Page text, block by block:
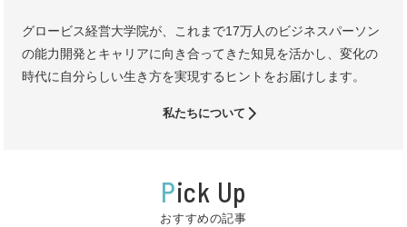
グロービス経営大学院が、これまで17万人のビジネスパーソン
の能力開発とキャリアに向き合ってきた知見を活かし、変化の
時代に自分らしい生き方を実現するヒントをお届けします。
私たちについて
Pick Up
おすすめの記事